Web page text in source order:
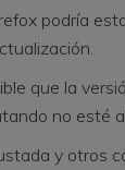
podría
que la
no esté
y otros